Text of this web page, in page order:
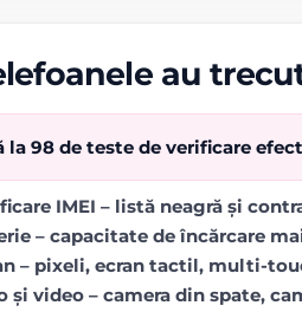
au
la 98 de teste de verificare
IMEI – listă neagră și
– capacitate de încărcare
– pixeli, ecran tactil, multi-
și video – camera din spate,